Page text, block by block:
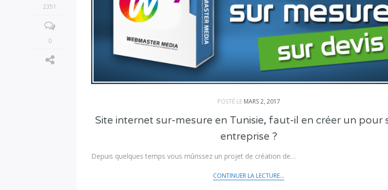
2351
0
POSTÉ LE MARS 2, 2017
Site internet sur-mesure en Tunisie, faut-il en créer un pour
entreprise ?
Depuis quelques temps vous mûrissez un projet de création de…
CONTINUER LA LECTURE...